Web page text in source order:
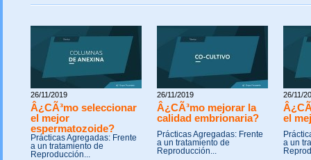
26/11/2019
Â¿CÃ³mo seleccionar
el mejor
espermatozoide?
Prácticas Agregadas: Frente
a un tratamiento de
Reproducción...
26/11/2019
Â¿CÃ³mo mejorar la
calidad embrionaria?
Prácticas Agregadas: Frente
a un tratamiento de
Reproducción...
26/11/
el
a un